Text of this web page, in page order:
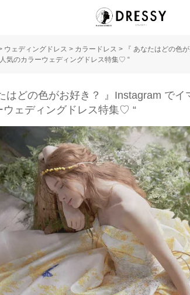
ウェディングドレス > カラードレス >
『 あなたはどの色
気のカラーウェディングドレス特集♡ “
はどの色がお好き？ 』Instagram でイ
ウェディングドレス特集♡ “